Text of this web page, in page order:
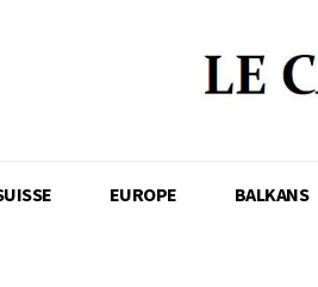
EUROPE BALKANS